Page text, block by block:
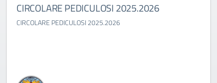
CIRCOLARE PEDICULOSI 2025.2026
CIRCOLARE PEDICULOSI 2025.2026